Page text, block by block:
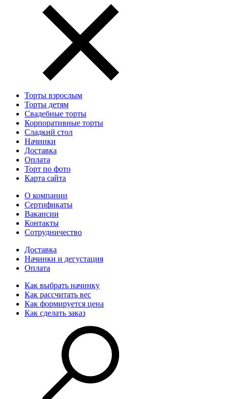
Торты взрослым
Торты детям
Свадебные торты
Корпоративные торты
Сладкий стол
Начинки
Доставка
Оплата
Торт по фото
Карта сайта
О компании
Сертификаты
Вакансии
Контакты
Сотрудничество
Доставка
Начинки и дегустация
Оплата
Как выбрать начинку
Как рассчитать вес
Как формируется цена
Как сделать заказ